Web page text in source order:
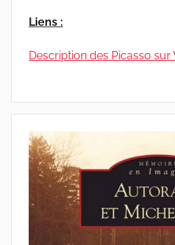
Liens :
Description des Picasso sur